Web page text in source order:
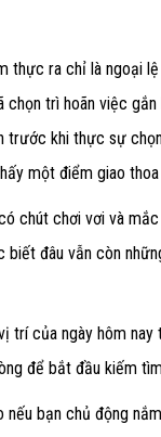
thực ra chỉ là ngoại
chọn trì hoãn việc
khi thực sự
một điểm giao
chút chơi vơi và
đâu vẫn còn
trí của ngày hôm
để bắt đầu kiếm
nếu bạn chủ động